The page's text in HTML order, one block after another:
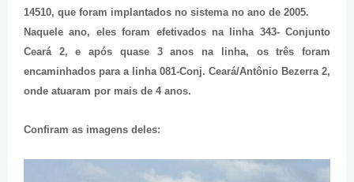
14510, que foram implantados no sistema no ano de 2005.
Naquele ano, eles foram efetivados na linha 343- Conjunto
Ceará 2, e após quase 3 anos na linha, os três foram
encaminhados para a linha 081-Conj. Ceará/Antônio Bezerra 2,
onde atuaram por mais de 4 anos.
Confiram as imagens deles: